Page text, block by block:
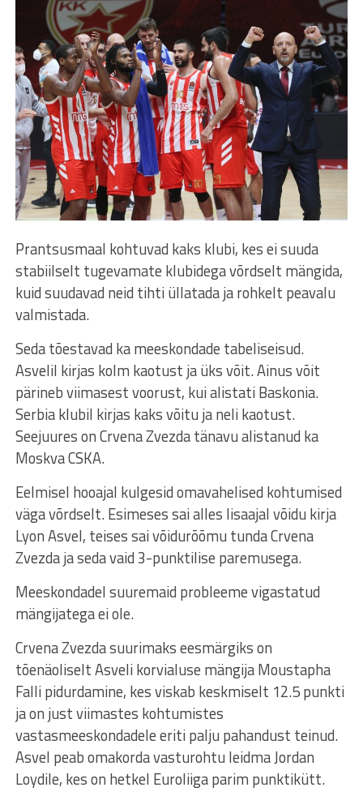
Prantsusmaal kohtuvad kaks klubi, kes ei suuda
stabiilselt tugevamate klubidega võrdselt mängida,
kuid suudavad neid tihti üllatada ja rohkelt peavalu
valmistada.
Seda tõestavad ka meeskondade tabeliseisud.
Asvelil kirjas kolm kaotust ja üks võit. Ainus võit
pärineb viimasest voorust, kui alistati Baskonia.
Serbia klubil kirjas kaks võitu ja neli kaotust.
Seejuures on Crvena Zvezda tänavu alistanud ka
Moskva CSKA.
Eelmisel hooajal kulgesid omavahelised kohtumised
väga võrdselt. Esimeses sai alles lisaajal võidu kirja
Lyon Asvel, teises sai võidurõõmu tunda Crvena
Zvezda ja seda vaid 3-punktilise paremusega.
Meeskondadel suuremaid probleeme vigastatud
mängijatega ei ole.
Crvena Zvezda suurimaks eesmärgiks on
tõenäoliselt Asveli korvialuse mängija Moustapha
Falli pidurdamine, kes viskab keskmiselt 12.5 punkti
ja on just viimastes kohtumistes
vastasmeeskondadele eriti palju pahandust teinud.
Asvel peab omakorda vasturohtu leidma Jordan
Loydile, kes on hetkel Euroliiga parim punktikütt.